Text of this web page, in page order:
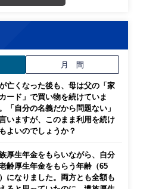
月 間
亡くなった後も、母は父の「家
ード」で買い物を続けていま
「自分の名義だから問題ない」
いますが、このまま利用を続け
よいのでしょうか？
厚生年金をもらいながら、自分
齢厚生年金をもらう年齢（65
になりました。両方とも全額も